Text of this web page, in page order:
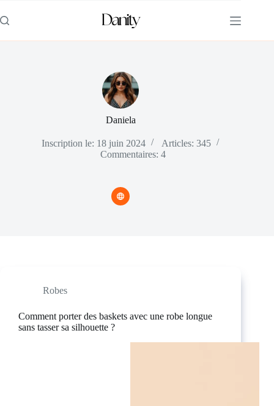
au
contenu
Daniela
Inscription le: 18 juin 2024
Articles: 345
Commentaires: 4
Robes
Comment porter des baskets avec une robe longue
sans tasser sa silhouette ?